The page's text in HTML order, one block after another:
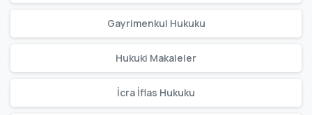
Gayrimenkul Hukuku
Hukuki Makaleler
İcra İflas Hukuku